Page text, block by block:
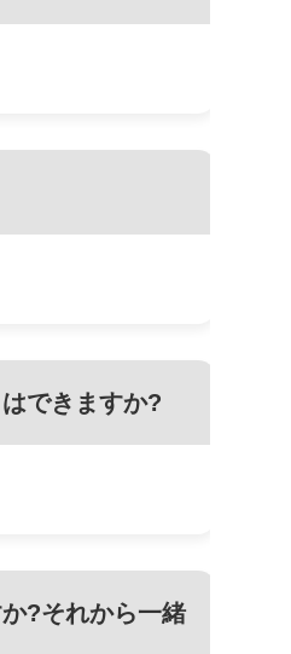
できますか?
?それから一緒